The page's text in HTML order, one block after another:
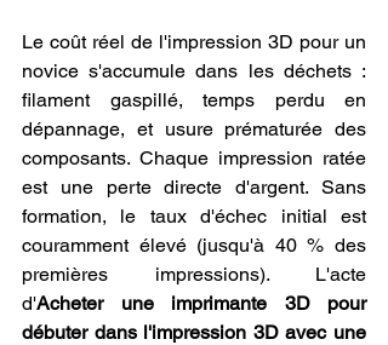
Le coût réel de l'impression 3D pour un
novice s'accumule dans les déchets :
filament gaspillé, temps perdu en
dépannage, et usure prématurée des
composants. Chaque impression ratée
est une perte directe d'argent. Sans
formation, le taux d'échec initial est
couramment élevé (jusqu'à 40 % des
premières impressions). L'acte
d'Acheter une imprimante 3D pour
débuter dans l'impression 3D avec une